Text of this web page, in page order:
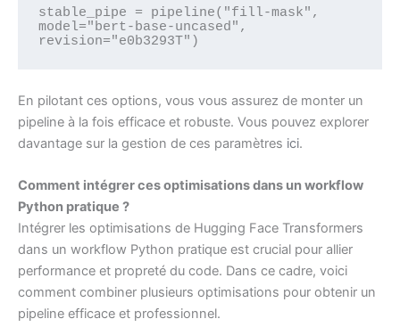
stable_pipe = pipeline("fill-mask",
model="bert-base-uncased",
revision="e0b3293T")
En pilotant ces options, vous vous assurez de monter un
pipeline à la fois efficace et robuste. Vous pouvez explorer
davantage sur la gestion de ces paramètres ici.
Comment intégrer ces optimisations dans un workflow
Python pratique ?
Intégrer les optimisations de Hugging Face Transformers
dans un workflow Python pratique est crucial pour allier
performance et propreté du code. Dans ce cadre, voici
comment combiner plusieurs optimisations pour obtenir un
pipeline efficace et professionnel.